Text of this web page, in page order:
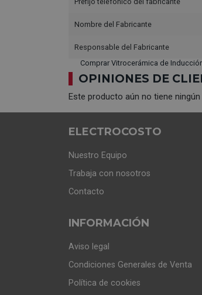
Nombre del Fabricante
Responsable del Fabricante
Comprar Vitrocerámica de
OPINIONES DE
Este producto aún no tiene
ELECTROCOSTO
Nuestro Equipo
Trabaja con nosotros
Contacto
INFORMACIÓN
Aviso legal
Condiciones Generales de Venta
Política de cookies